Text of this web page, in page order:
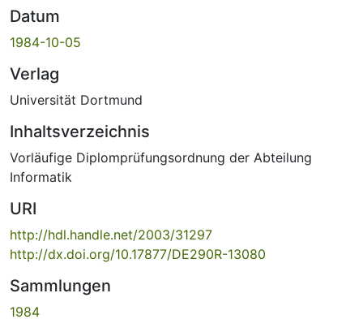
Datum
1984-10-05
Verlag
Universität Dortmund
Inhaltsverzeichnis
Vorläufige Diplomprüfungsordnung der Abteilung
Informatik
URI
http://hdl.handle.net/2003/31297
http://dx.doi.org/10.17877/DE290R-13080
Sammlungen
1984